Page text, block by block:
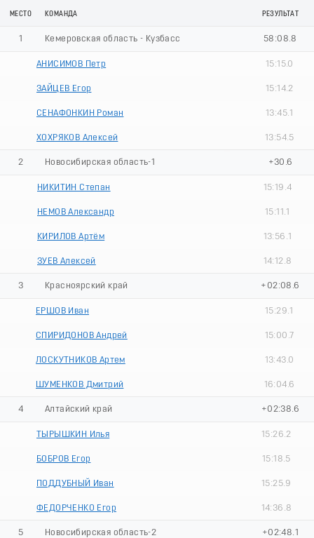
7
9
МЕСТО КОМАНДА РЕЗУЛЬТАТ
1 Кемеровская область - Кузбасс 58:08.8
АНИСИМОВ Петр 15:15.0
ЗАЙЦЕВ Егор 15:14.2
СЕНАФОНКИН Роман 13:45.1
ХОХРЯКОВ Алексей 13:54.5
2 Новосибирская область-1 +30.6
НИКИТИН Степан 15:19.4
НЕМОВ Александр 15:11.1
КИРИЛОВ Артём 13:56.1
ЗУЕВ Алексей 14:12.8
3 Красноярский край +02:08.6
ЕРШОВ Иван 15:29.1
СПИРИДОНОВ Андрей 15:00.7
ЛОСКУТНИКОВ Артем 13:43.0
ШУМЕНКОВ Дмитрий 16:04.6
4 Алтайский край +02:38.6
ТЫРЫШКИН Илья 15:26.2
БОБРОВ Егор 15:18.5
ПОДДУБНЫЙ Иван 15:25.9
ФЕДОРЧЕНКО Егор 14:36.8
5 Новосибирская область-2 +02:48.1